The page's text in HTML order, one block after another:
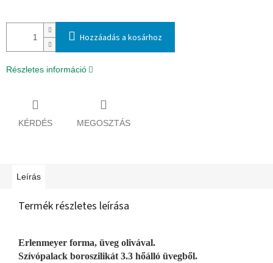
Hozzáadás a kosárhoz
Részletes információ
KÉRDÉS MEGOSZTÁS
Leírás
Termék részletes leírása
Erlenmeyer forma, üveg olivával.
Szívópalack boroszilikát 3.3 hőálló üvegből.